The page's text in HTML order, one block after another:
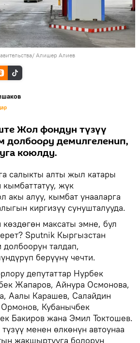
Алишер Алиев
Жол фондун түзүү
долбоору демилгеленип,
коюлду.
салыкты алты жыл катары
жүк
акы алуу, кымбат унааларга
киргизүү сунушталууда.
максаты эмне, бул
Sputnik Кыргызстан
талдап,
берүүнү чечти.
депутаттар Нурбек
Жапаров, Айнура Осмонова,
Аалы Карашев, Салайдин
Кубанычбек
Бакиров жана Эмил Токтошев.
менен өлкөнүн автоунаа
жакшыртууга болорун